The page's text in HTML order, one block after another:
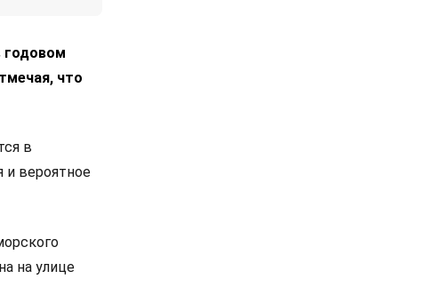
годовом
что
в
и вероятное
на улице